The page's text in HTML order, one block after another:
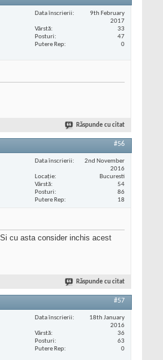
Data înscrierii
9th February
2017
Vârstă
33
Posturi
47
Putere Rep
0
Răspunde cu citat
#56
Data înscrierii
2nd November
2016
Locaţie
Bucuresti
Vârstă
54
Posturi
86
Putere Rep
18
cu asta consider inchis acest
Răspunde cu citat
#57
Data înscrierii
18th January
2016
Vârstă
36
Posturi
63
Putere Rep
0